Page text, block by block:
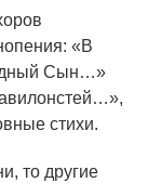
«В
Сын…»
стихи.
то другие